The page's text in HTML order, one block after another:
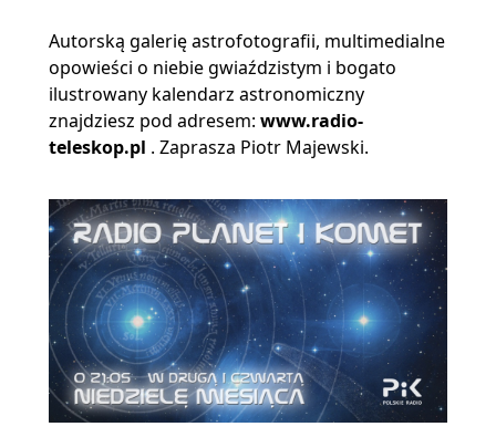
Autorską galerię astrofotografii, multimedialne
opowieści o niebie gwiaździstym i bogato
ilustrowany kalendarz astronomiczny
znajdziesz pod adresem: www.radio-
teleskop.pl . Zaprasza Piotr Majewski.